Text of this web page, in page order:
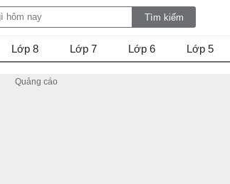
Lớp 8 Lớp 7 Lớp 6 Lớp 5